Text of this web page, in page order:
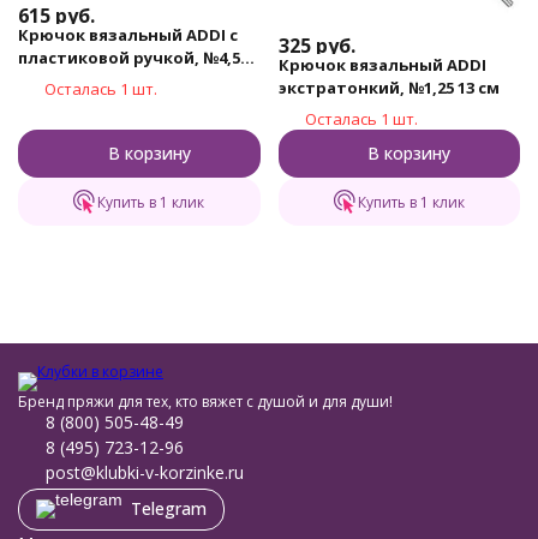
615 руб.
Крючок вязальный ADDI с
пластиковой ручкой, №4,5
15 смОсталась 1 шт.
В корзину
Купить в 1 клик
325 руб.
Крючок вязальный ADDI
экстратонкий, №1,25 13 см
Осталась 1 шт.
В корзину
Купить в 1 клик
Бренд пряжи для тех, кто вяжет с душой и для души!
8 (800) 505-48-49
8 (495) 723-12-96
post@klubki-v-korzinke.ru
Telegram